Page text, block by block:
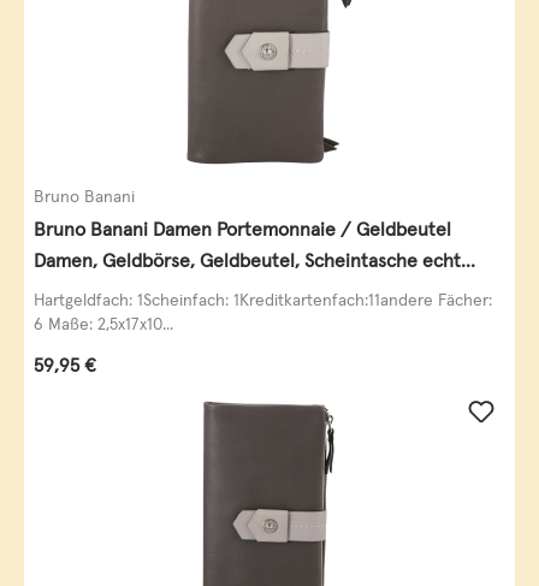
Bruno Banani
Bruno Banani Damen Portemonnaie / Geldbeutel
Damen, Geldbörse, Geldbeutel, Scheintasche echt
Leder
Hartgeldfach: 1Scheinfach: 1Kreditkartenfach:11andere Fächer:
6 Maße: 2,5x17x10...
Regulärer Preis:
59,95 €